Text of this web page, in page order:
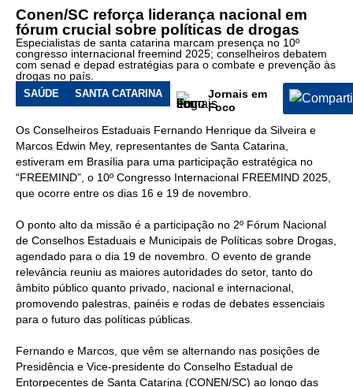
Conen/SC reforça liderança nacional em
fórum crucial sobre políticas de drogas
Especialistas de santa catarina marcam presença no 10º
congresso internacional freemind 2025; conselheiros debatem
com senad e depad estratégias para o combate e prevenção às
drogas no país.
SAÚDE SANTA CATARINA
Jornais em
Foco
Nacional
em
Brasília.
(Foto
de
Divulgação)
Os Conselheiros Estaduais Fernando Henrique da Silveira e
Marcos Edwin Mey, representantes de Santa Catarina,
estiveram em Brasília para uma participação estratégica no
“FREEMIND”, o 10º Congresso Internacional FREEMIND 2025,
que ocorre entre os dias 16 e 19 de novembro.
O ponto alto da missão é a participação no 2º Fórum Nacional
de Conselhos Estaduais e Municipais de Políticas sobre Drogas,
agendado para o dia 19 de novembro. O evento de grande
relevância reuniu as maiores autoridades do setor, tanto do
âmbito público quanto privado, nacional e internacional,
promovendo palestras, painéis e rodas de debates essenciais
para o futuro das políticas públicas.
Fernando e Marcos, que vêm se alternando nas posições de
Presidência e Vice-presidente do Conselho Estadual de
Entorpecentes de Santa Catarina (CONEN/SC) ao longo das